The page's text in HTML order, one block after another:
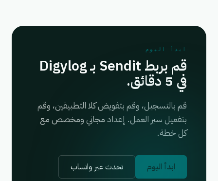
ابدأ اليوم
قم بربط Sendit بـ Digylog
في 5 دقائق.
قم بالتسجيل، وقم بتفويض كلا التطبيقين، وقم
بتفعيل سير العمل. إعداد مجاني ومخصص مع
كل خطة.
ابدأ اليوم تحدث عبر واتساب